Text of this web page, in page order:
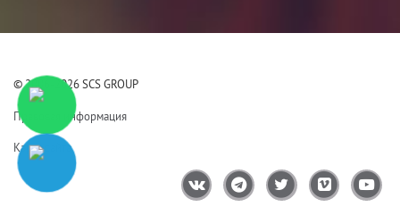
© 2006-2026 SCS GROUP
Правовая информация
Карта сайта